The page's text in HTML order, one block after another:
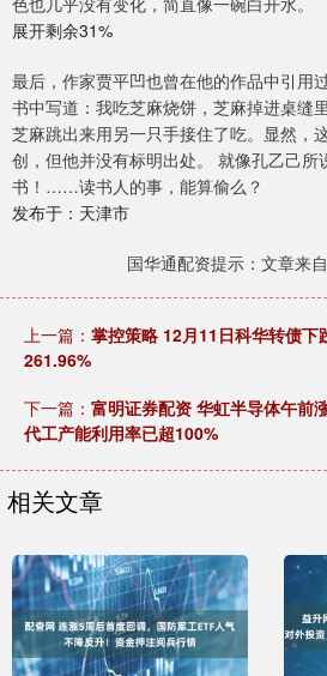
展开剩余31%
最后，作家贾平凹也曾在他的作品中引用
书中写道：我吃芝麻烧饼，芝麻掉进桌缝
芝麻跳出来用另一只手接住了吃。显然，
创，但他并没有标明出处。 就像孔乙己
书！……读书人的事，能算偷么？
发布于：天津市
国华通配资提示：文章来
上一篇： 掌控策略 12月11日科华转债下
261.96%
下一篇： 富明证券配资 华虹半导体午前
代工产能利用率已超100%
相关文章